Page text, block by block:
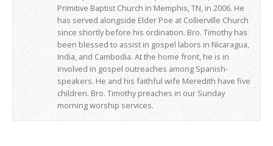
Primitive Baptist Church in Memphis, TN, in 2006. He
has served alongside Elder Poe at Collierville Church
since shortly before his ordination. Bro. Timothy has
been blessed to assist in gospel labors in Nicaragua,
India, and Cambodia. At the home front, he is in
involved in gospel outreaches among Spanish-
speakers. He and his faithful wife Meredith have five
children. Bro. Timothy preaches in our Sunday
morning worship services.